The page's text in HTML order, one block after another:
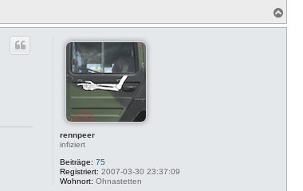
a
rennpeer
infiziert
Beiträge: 75
Registriert: 2007-03-30 23:37:09
Wohnort: Ohnastetten